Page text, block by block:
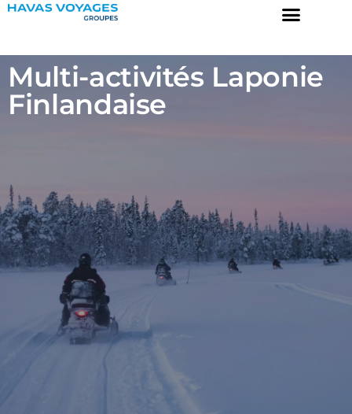
Multi-activités Laponie
Finlandaise
A propos
Engagements
Contact